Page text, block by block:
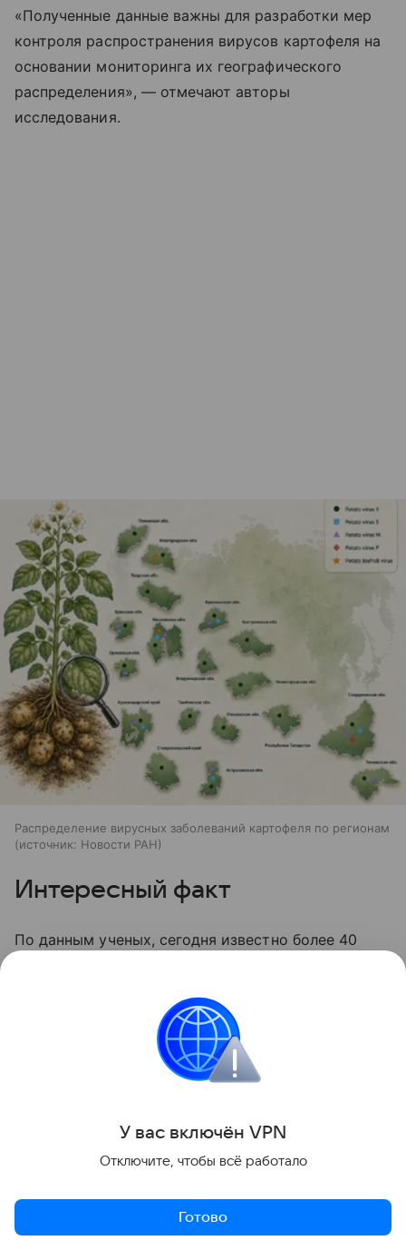
«Полученные данные важны для разработки мер
контроля распространения вирусов картофеля на
основании мониторинга их географического
распределения», — отмечают авторы
исследования.
Распределение вирусных заболеваний картофеля по регионам
источник: Новости РАН
Интересный факт
По данным ученых, сегодня известно более 40
экономический ущерб мировому
расскажет другой
Hi Tech Mail
У вас включён VPN
Отключите, чтобы всё работало
Готово